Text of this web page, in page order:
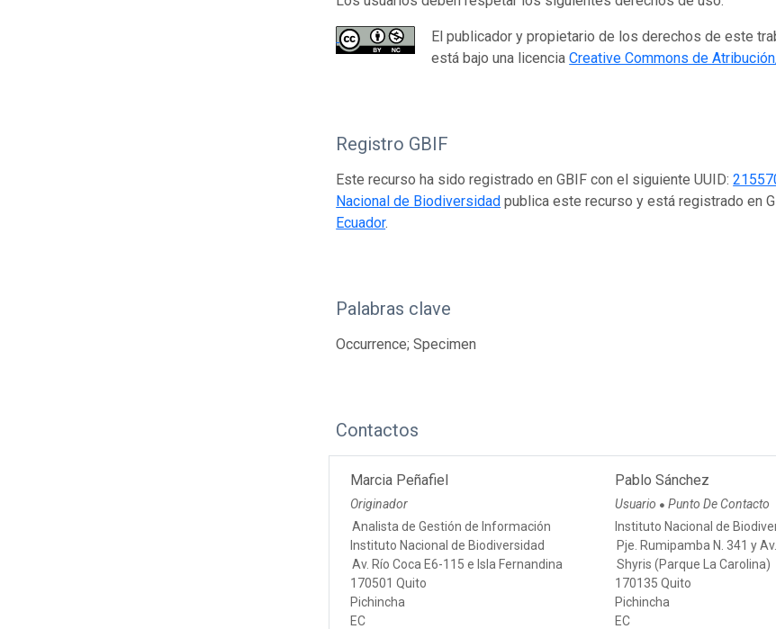
El publicador y propietario de los derechos de este
está bajo una licenciaCreative Commons de
Registro GBIF
Este recurso ha sido registrado en GBIF con el siguiente UUID:
Nacional de Biodiversidad publica este recurso y está registrado en
Ecuador.
Palabras clave
Occurrence; Specimen
Contactos
Marcia Peñafiel
Originador
Analista de Gestión de Información
Instituto Nacional de Biodiversidad
Av. Río Coca E6-115 e Isla Fernandina
170501 Quito
Pichincha
EC
Pablo Sánchez
Usuario ● Punto De Contacto
Instituto Nacional de
Pje. Rumipamba N. 341 y
Shyris (Parque La Carolina)
170135 Quito
Pichincha
EC